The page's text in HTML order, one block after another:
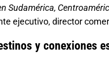
Sudamérica,
ejecutivo, director
y conexiones